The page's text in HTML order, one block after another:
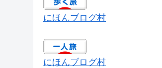
にほんブログ村
にほんブログ村